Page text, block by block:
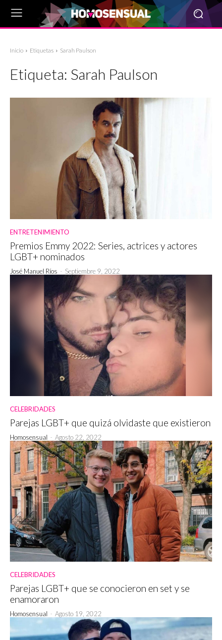
Inicio Etiquetas Sarah Paulson
Etiqueta: Sarah Paulson
ENTRETENIMIENTO
Premios Emmy 2022: Series, actrices y actores
LGBT+ nominados
José Manuel Ríos - Septiembre 9, 2022
CELEBRIDADES
Parejas LGBT+ que quizá olvidaste que existieron
Homosensual - Agosto 22, 2022
CELEBRIDADES
Parejas LGBT+ que se conocieron en set y se
enamoraron
Homosensual - Agosto 19, 2022